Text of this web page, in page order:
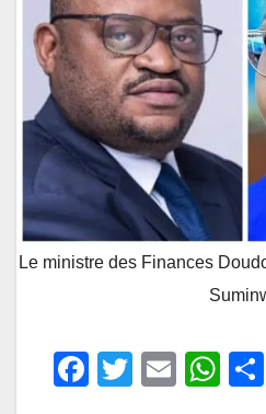
Le ministre des Finances
F
T
E
W